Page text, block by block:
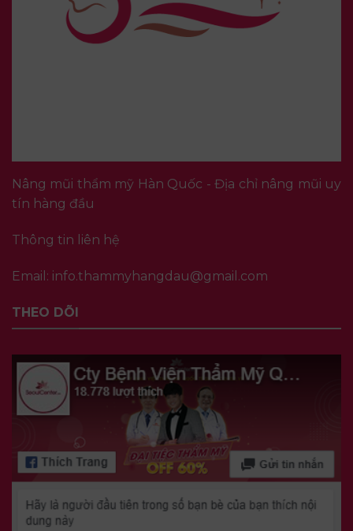
Nâng mũi thẩm mỹ Hàn Quốc - Địa chỉ nâng mũi uy
tín hàng đầu
Thông tin liên hệ
Email: info.thammyhangdau@gmail.com
THEO DÕI